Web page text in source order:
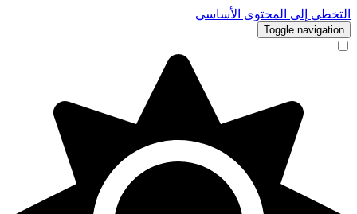
التخطي إلى المحتوى الأساسي
Toggle navigation